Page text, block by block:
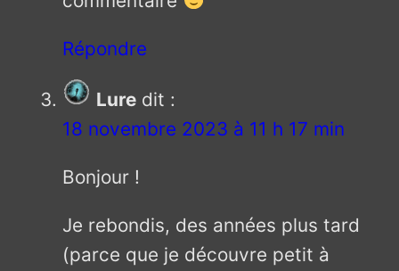
Répondre
Lure dit :
18 novembre 2023 à 11 h 17 min
Bonjour !
Je rebondis, des années plus tard
(parce que je découvre petit à